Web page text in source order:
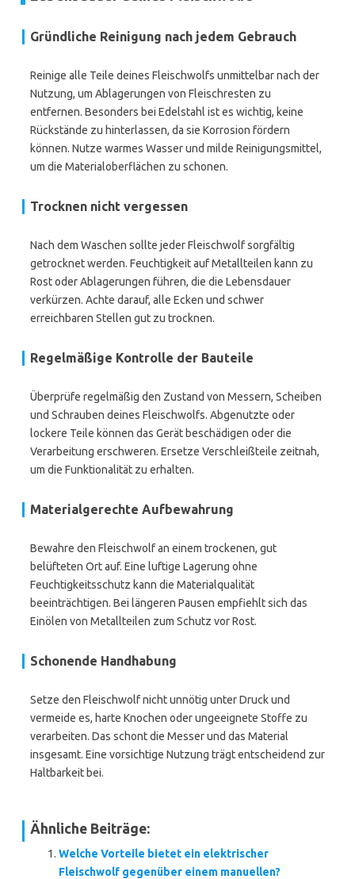
Gründliche Reinigung nach jedem Gebrauch
Reinige alle Teile deines Fleischwolfs unmittelbar nach der
Nutzung, um Ablagerungen von Fleischresten zu
entfernen. Besonders bei Edelstahl ist es wichtig, keine
Rückstände zu hinterlassen, da sie Korrosion fördern
können. Nutze warmes Wasser und milde Reinigungsmittel,
um die Materialoberflächen zu schonen.
Trocknen nicht vergessen
Nach dem Waschen sollte jeder Fleischwolf sorgfältig
getrocknet werden. Feuchtigkeit auf Metallteilen kann zu
Rost oder Ablagerungen führen, die die Lebensdauer
verkürzen. Achte darauf, alle Ecken und schwer
erreichbaren Stellen gut zu trocknen.
Regelmäßige Kontrolle der Bauteile
Überprüfe regelmäßig den Zustand von Messern, Scheiben
und Schrauben deines Fleischwolfs. Abgenutzte oder
lockere Teile können das Gerät beschädigen oder die
Verarbeitung erschweren. Ersetze Verschleißteile zeitnah,
um die Funktionalität zu erhalten.
Materialgerechte Aufbewahrung
Bewahre den Fleischwolf an einem trockenen, gut
belüfteten Ort auf. Eine luftige Lagerung ohne
Feuchtigkeitsschutz kann die Materialqualität
beeinträchtigen. Bei längeren Pausen empfiehlt sich das
Einölen von Metallteilen zum Schutz vor Rost.
Schonende Handhabung
Setze den Fleischwolf nicht unnötig unter Druck und
vermeide es, harte Knochen oder ungeeignete Stoffe zu
verarbeiten. Das schont die Messer und das Material
insgesamt. Eine vorsichtige Nutzung trägt entscheidend zur
Haltbarkeit bei.
Ähnliche Beiträge:
Welche Vorteile bietet ein elektrischer
Fleischwolf gegenüber einem manuellen?